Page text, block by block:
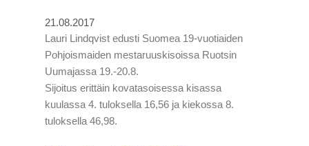
21.08.2017
Lauri Lindqvist edusti Suomea 19-vuotiaiden
Pohjoismaiden mestaruuskisoissa Ruotsin
Uumajassa 19.-20.8.
Sijoitus erittäin kovatasoisessa kisassa
kuulassa 4. tuloksella 16,56 ja kiekossa 8.
tuloksella 46,98.